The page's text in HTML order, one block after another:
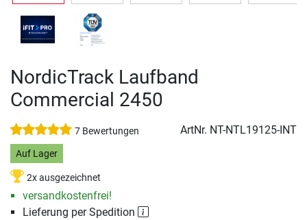
NordicTrack Laufband
Commercial 2450
7 Bewertungen ArtNr. NT-NTL19125-INT
Auf Lager
2x ausgezeichnet
versandkostenfrei!
Lieferung per Spedition